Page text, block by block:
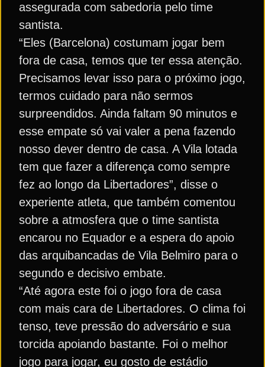
assegurada com sabedoria pelo time
santista.
“Eles (Barcelona) costumam jogar bem
fora de casa, temos que ter essa atenção.
Precisamos levar isso para o próximo jogo,
termos cuidado para não sermos
surpreendidos. Ainda faltam 90 minutos e
esse empate só vai valer a pena fazendo
nosso dever dentro de casa. A Vila lotada
tem que fazer a diferença como sempre
fez ao longo da Libertadores”, disse o
experiente atleta, que também comentou
sobre a atmosfera que o time santista
encarou no Equador e a espera do apoio
das arquibancadas de Vila Belmiro para o
segundo e decisivo embate.
“Até agora este foi o jogo fora de casa
com mais cara de Libertadores. O clima foi
tenso, teve pressão do adversário e sua
torcida apoiando bastante. Foi o melhor
jogo para jogar, eu gosto de estádio